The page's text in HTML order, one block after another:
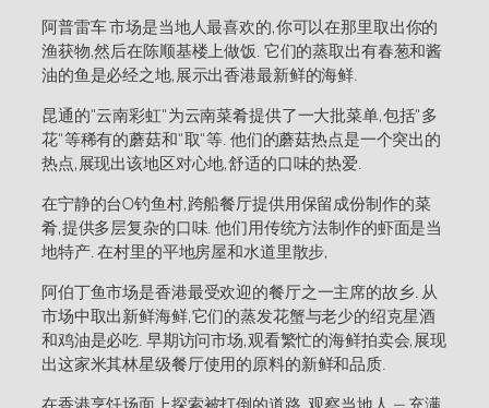
阿普雷车 市场是当地人最喜欢的,你可以在那里取出你的
渔获物,然后在陈顺基楼上做饭. 它们的蒸取出有春葱和酱
油的鱼是必经之地,展示出香港最新鲜的海鲜.
昆通的"云南彩虹"为云南菜肴提供了一大批菜单,包括"多
花"等稀有的蘑菇和"取"等. 他们的蘑菇热点是一个突出的
热点,展现出该地区对心地,舒适的口味的热爱.
在宁静的台O钓鱼村,跨船餐厅提供用保留成份制作的菜
肴,提供多层复杂的口味. 他们用传统方法制作的虾面是当
地特产. 在村里的平地房屋和水道里散步,
阿伯丁鱼市场是香港最受欢迎的餐厅之一主席的故乡. 从
市场中取出新鲜海鲜,它们的蒸发花蟹与老少的绍克星酒
和鸡油是必吃. 早期访问市场,观看繁忙的海鲜拍卖会,展现
出这家米其林星级餐厅使用的原料的新鲜和品质.